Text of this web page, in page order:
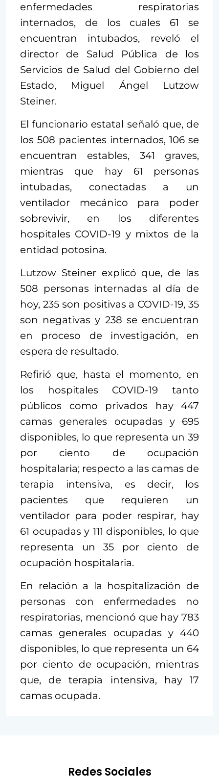
enfermedades respiratorias
internados, de los cuales 61 se
encuentran intubados, reveló el
director de Salud Pública de los
Servicios de Salud del Gobierno del
Estado, Miguel Ángel Lutzow
Steiner.
El funcionario estatal señaló que, de
los 508 pacientes internados, 106 se
encuentran estables, 341 graves,
mientras que hay 61 personas
intubadas, conectadas a un
ventilador mecánico para poder
sobrevivir, en los diferentes
hospitales COVID-19 y mixtos de la
entidad potosina.
Lutzow Steiner explicó que, de las
508 personas internadas al día de
hoy, 235 son positivas a COVID-19, 35
son negativas y 238 se encuentran
en proceso de investigación, en
espera de resultado.
Refirió que, hasta el momento, en
los hospitales COVID-19 tanto
públicos como privados hay 447
camas generales ocupadas y 695
disponibles, lo que representa un 39
por ciento de ocupación
hospitalaria; respecto a las camas de
terapia intensiva, es decir, los
pacientes que requieren un
ventilador para poder respirar, hay
61 ocupadas y 111 disponibles, lo que
representa un 35 por ciento de
ocupación hospitalaria.
En relación a la hospitalización de
personas con enfermedades no
respiratorias, mencionó que hay 783
camas generales ocupadas y 440
disponibles, lo que representa un 64
por ciento de ocupación, mientras
que, de terapia intensiva, hay 17
camas ocupada.
Redes Sociales